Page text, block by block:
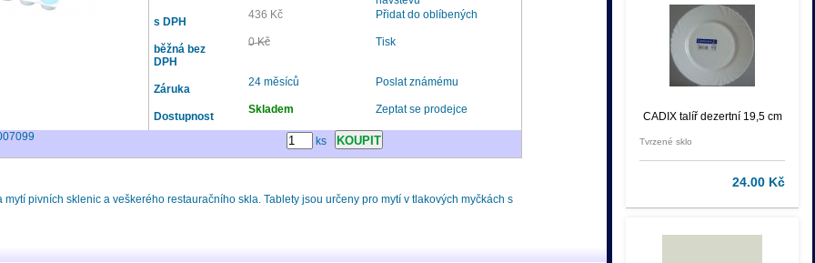
s DPH
436 Kč Přidat do oblíbených
běžná bez
DPH
0 Kč Tisk
Záruka
24 měsíců Poslat známému
Dostupnost
Skladem Zeptat se prodejce
ks
mytí pivních sklenic a veškerého restauračního skla. Tablety jsou určeny pro mytí v tlakových myčkách s
CADIX talíř dezertní 19,5 cm
Tvrzené sklo
24.00 Kč